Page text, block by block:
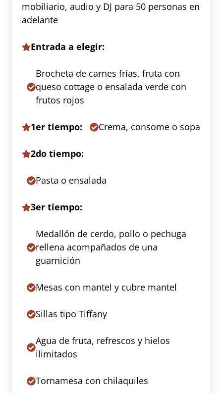
mobiliario, audio y DJ para 50 personas en
adelante
Entrada a elegir:
Brocheta de carnes frias, fruta con
queso cottage o ensalada verde con
frutos rojos
1er tiempo: Crema, consome o sopa
2do tiempo:
Pasta o ensalada
3er tiempo:
Medallón de cerdo, pollo o pechuga
rellena acompañados de una
guarnición
Mesas con mantel y cubre mantel
Sillas tipo Tiffany
Agua de fruta, refrescos y hielos
ilimitados
Tornamesa con chilaquiles